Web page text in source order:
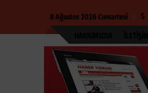
8 Ağustos 2026 Cumartesi